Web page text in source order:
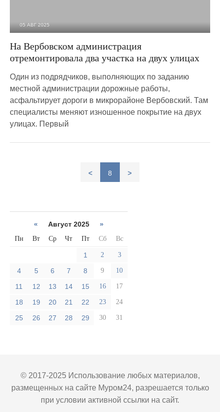
05 АВГ 2025
На Вербовском администрация
отремонтировала два участка на двух улицах
Один из подрядчиков, выполняющих по заданию
местной администрации дорожные работы,
асфальтирует дороги в микрорайоне Вербовский. Там
специалисты меняют изношенное покрытие на двух
улицах. Первый
< 8 >
« Август 2025 »
Пн Вт Ср Чт Пт Сб Вс
1 2 3
4 5 6 7 8 9 10
11 12 13 14 15 16 17
18 19 20 21 22 23 24
25 26 27 28 29 30 31
© 2017-2025 Использование любых материалов,
размещенных на сайте Муром24, разрешается только
при условии активной ссылки на сайт.